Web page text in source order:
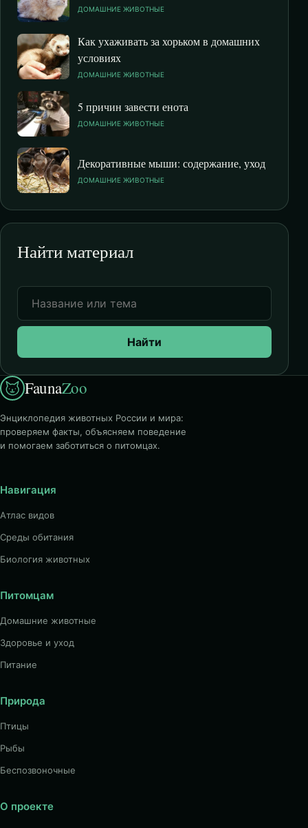
ДОМАШНИЕ ЖИВОТНЫЕ
Как ухаживать за хорьком в домашних
условиях
ДОМАШНИЕ ЖИВОТНЫЕ
5 причин завести енота
ДОМАШНИЕ ЖИВОТНЫЕ
Декоративные мыши: содержание, уход
ДОМАШНИЕ ЖИВОТНЫЕ
Найти материал
Найти
FaunaZoo
Энциклопедия животных России и мира:
проверяем факты, объясняем поведение
и помогаем заботиться о питомцах.
Навигация
Атлас видов
Среды обитания
Биология животных
Питомцам
Домашние животные
Здоровье и уход
Питание
Природа
Птицы
Рыбы
Беспозвоночные
О проекте